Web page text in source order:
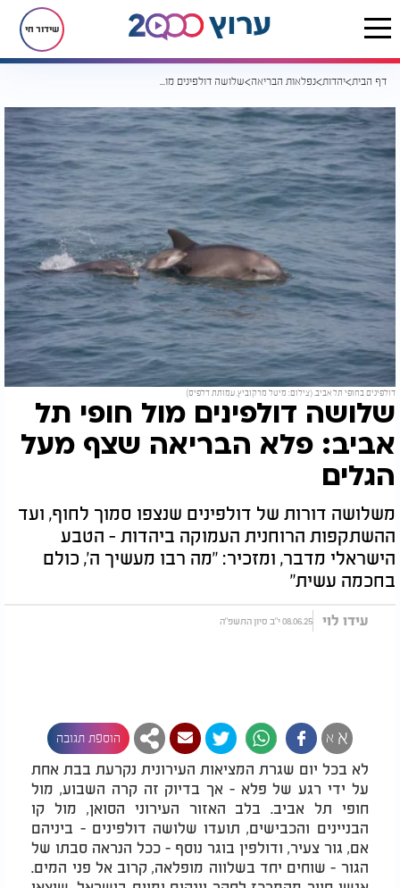
שידור חי
דף הבית יהדות נפלאות הבריאה שלושה דולפינים מול חופי תל אביב: פלא הבריאה שצף מעל הגלים
דולפינים בחופי תל אביב. (צילום: מיטל מרקוביץ, עמותת דלפיס)
שלושה דולפינים מול חופי תל
אביב: פלא הבריאה שצף מעל
הגלים
משלושה דורות של דולפינים שנצפו סמוך לחוף, ועד
ההשתקפות הרוחנית העמוקה ביהדות - הטבע
הישראלי מדבר, ומזכיר: "מה רבו מעשיך ה', כולם
בחכמה עשית"
עידו לוי 08.06.25 י"ב סיון התשפ"ה
א א הוספת תגובה
לא בכל יום שגרת המציאות העירונית נקרעת בבת אחת
על ידי רגע של פלא - אך בדיוק זה קרה השבוע, מול
חופי תל אביב. בלב האזור העירוני הסואן, מול קו
הבניינים והכבישים, תועדו שלושה דולפינים - ביניהם
אם, גור צעיר, ודולפין בוגר נוסף - ככל הנראה סבתו של
הגור - שוחים יחד בשלווה מופלאה, קרוב אל פני המים.